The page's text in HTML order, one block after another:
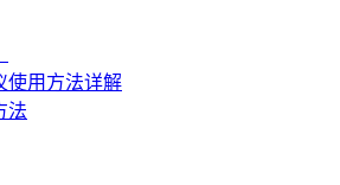
使用方法详解
法